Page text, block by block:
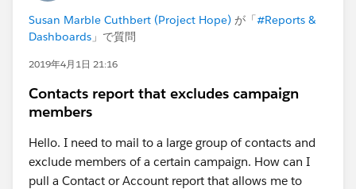
Susan Marble Cuthbert (Project Hope) が「#Reports &
Dashboards 」で質問
2019年4月1日 21:16
Contacts report that excludes campaign
members
Hello. I need to mail to a large group of contacts and
exclude members of a certain campaign. How can I
pull a Contact or Account report that allows me to